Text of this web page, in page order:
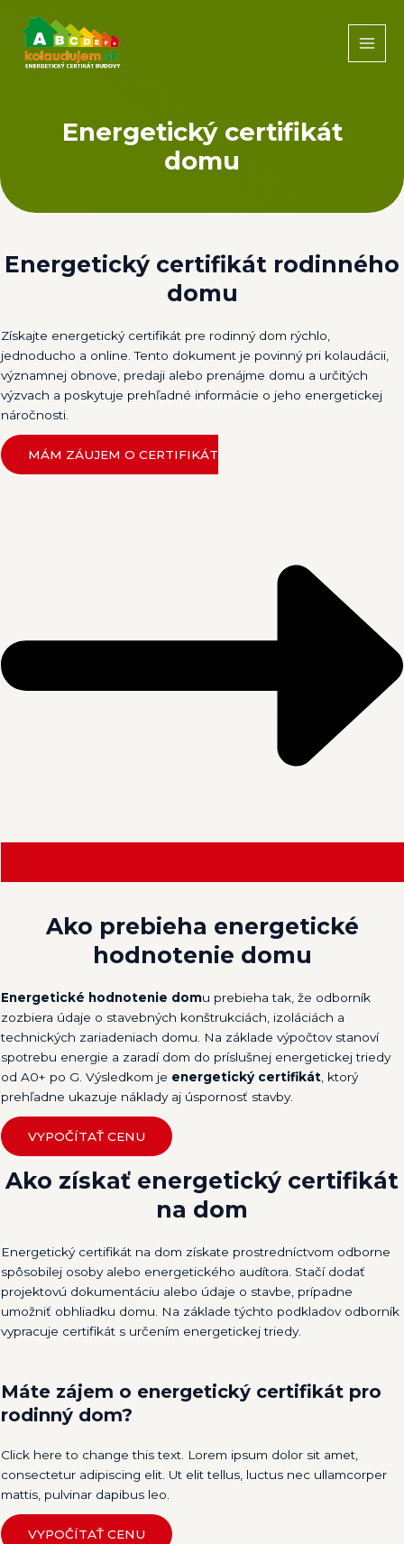
obsah
Energetický certifikát
domu
Energetický certifikát rodinného
domu
Získajte energetický certifikát pre rodinný dom rýchlo,
jednoducho a online. Tento dokument je povinný pri kolaudácii,
významnej obnove, predaji alebo prenájme domu a určitých
výzvach a poskytuje prehľadné informácie o jeho energetickej
náročnosti.
MÁM ZÁUJEM O CERTIFIKÁT
Ako prebieha energetické
hodnotenie domu
Energetické hodnotenie domu prebieha tak, že odborník
zozbiera údaje o stavebných konštrukciách, izoláciách a
technických zariadeniach domu. Na základe výpočtov stanoví
spotrebu energie a zaradí dom do príslušnej energetickej triedy
od A0+ po G. Výsledkom je energetický certifikát , ktorý
prehľadne ukazuje náklady aj úspornosť stavby.
VYPOČÍTAŤ CENU
Ako získať energetický certifikát
na dom
Energetický certifikát na dom získate prostredníctvom odborne
spôsobilej osoby alebo energetického audítora. Stačí dodať
projektovú dokumentáciu alebo údaje o stavbe, prípadne
umožniť obhliadku domu. Na základe týchto podkladov odborník
vypracuje certifikát s určením energetickej triedy.
Máte zájem o energetický certifikát pro
rodinný dom?
Click here to change this text. Lorem ipsum dolor sit amet,
consectetur adipiscing elit. Ut elit tellus, luctus nec ullamcorper
mattis, pulvinar dapibus leo.
VYPOČÍTAŤ CENU